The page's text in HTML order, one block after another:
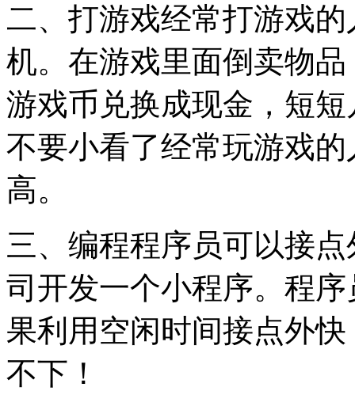
二、打游戏经常打游戏
机。在游戏里面倒卖物
游戏币兑换成现金，短
不要小看了经常玩游戏
高。
三、编程程序员可以接
司开发一个小程序。程
果利用空闲时间接点外
不下！